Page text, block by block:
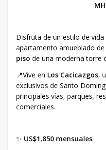
Disfruta de un estilo de
apartamento amueblado de
piso de una moderna torre
📍Vive en Los Cacicazgos,
exclusivos de Santo
principales vías, parques,
comerciales.
✨ US$1,850 mensuales